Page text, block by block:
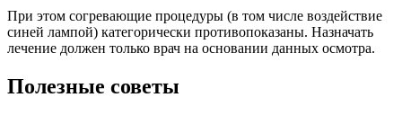
При этом согревающие процедуры (в том числе воздействие
синей лампой) категорически противопоказаны. Назначать
лечение должен только врач на основании данных осмотра.
Полезные советы